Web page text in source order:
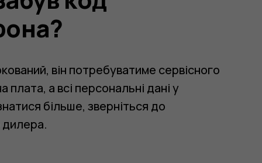
він потребуватиме сервісного
а всі персональні дані у
більше, зверніться до
дилера.